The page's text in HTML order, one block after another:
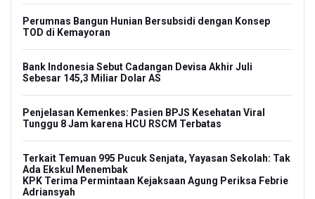
Perumnas Bangun Hunian Bersubsidi dengan Konsep
TOD di Kemayoran
Bank Indonesia Sebut Cadangan Devisa Akhir Juli
Sebesar 145,3 Miliar Dolar AS
Penjelasan Kemenkes: Pasien BPJS Kesehatan Viral
Tunggu 8 Jam karena HCU RSCM Terbatas
Terkait Temuan 995 Pucuk Senjata, Yayasan Sekolah: Tak
Ada Ekskul Menembak
KPK Terima Permintaan Kejaksaan Agung Periksa Febrie
Adriansyah